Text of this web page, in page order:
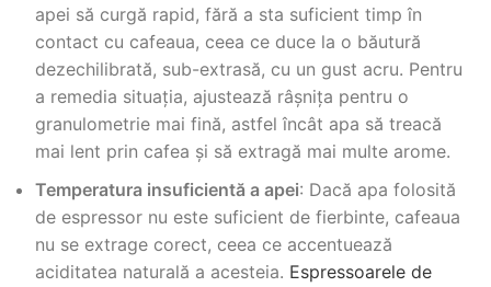
apei să curgă rapid, fără a sta suficient timp în
contact cu cafeaua, ceea ce duce la o băutură
dezechilibrată, sub-extrasă, cu un gust acru. Pentru
a remedia situația, ajustează râșnița pentru o
granulometrie mai fină, astfel încât apa să treacă
mai lent prin cafea și să extragă mai multe arome.
Temperatura insuficientă a apei: Dacă apa folosită
de espressor nu este suficient de fierbinte, cafeaua
nu se extrage corect, ceea ce accentuează
aciditatea naturală a acesteia. Espressoarele de